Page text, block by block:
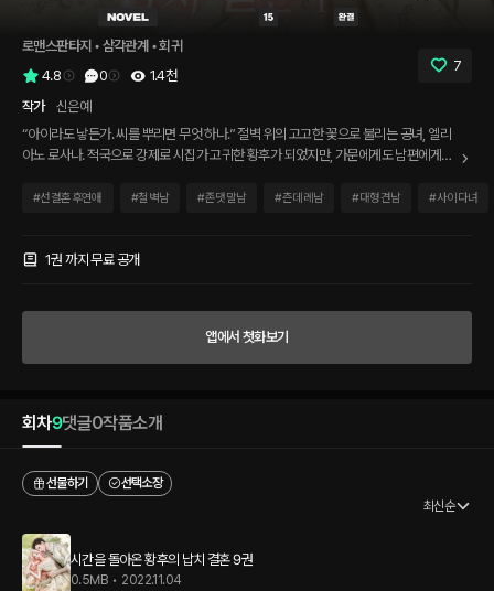
로맨스판타지 • 삼각관계 • 회귀
4.8
0 1.4천
7
작가
신은예
“아이라도 낳든가. 씨를 뿌리면 무엇 하나.” 절벽 위의 고고한 꽃으로 불리는 공녀, 엘리
아노 로사나. 적국으로 강제로 시집가 고귀한 황후가 되었지만, 가문에게도 남편에게도
있었다. 이번 생은 절대 그놈과 결혼하지 않으리라. 그런 그녀의 눈에 들어온 남자는 북
#선결혼후연애 #철벽남 #존댓말남 #츤데레남 #대형견남 #사이다녀
1권 까지 무료 공개
앱에서 첫화보기
회차9댓글0작품소개
선물하기
선택소장
최신순
시간을 돌아온 황후의 납치 결혼 9권
0.5MB • 2022.11.04